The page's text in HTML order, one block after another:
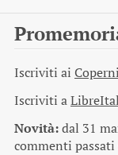
Iscriviti ai
Iscriviti a
Novità:dal 31
commenti